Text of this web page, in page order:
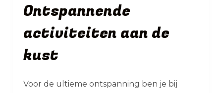
Ontspannende
activiteiten aan de
kust
Voor de ultieme ontspanning ben je bij